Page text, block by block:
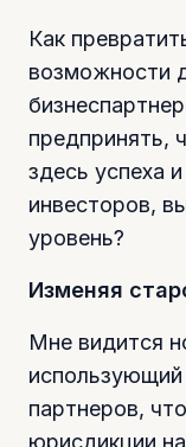
Как
возможности
предпринять,
здесь успеха
инвесторов,
уровень?
Изменяя
Мне видится
партнеров,
юрисдикции